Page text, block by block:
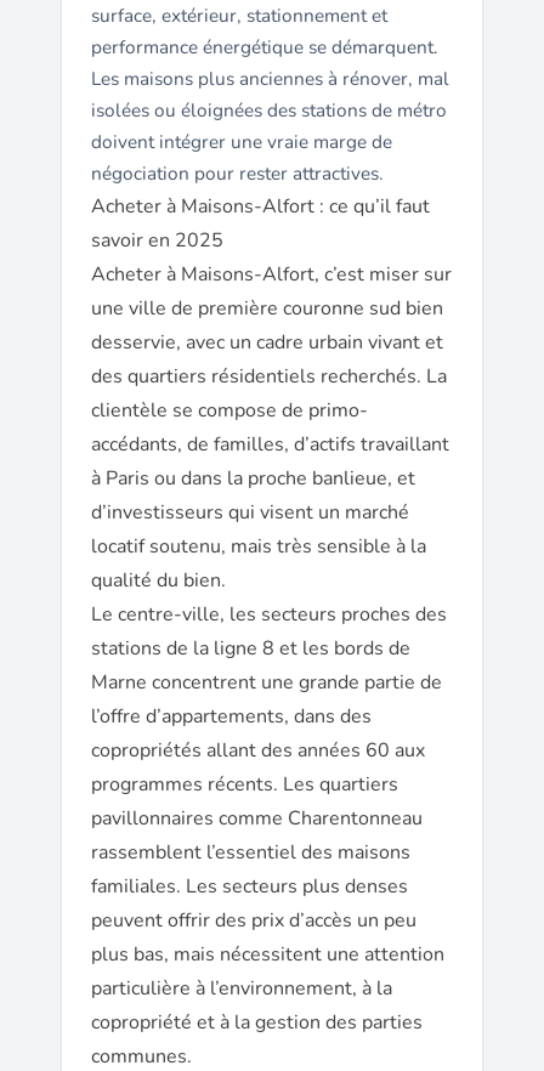
surface, extérieur, stationnement et
performance énergétique se démarquent.
Les maisons plus anciennes à rénover, mal
isolées ou éloignées des stations de métro
doivent intégrer une vraie marge de
négociation pour rester attractives.
Acheter à Maisons-Alfort : ce qu’il faut
savoir en 2025
Acheter à Maisons-Alfort, c’est miser sur
une ville de première couronne sud bien
desservie, avec un cadre urbain vivant et
des quartiers résidentiels recherchés. La
clientèle se compose de primo-
accédants, de familles, d’actifs travaillant
à Paris ou dans la proche banlieue, et
d’investisseurs qui visent un marché
locatif soutenu, mais très sensible à la
qualité du bien.
Le centre-ville, les secteurs proches des
stations de la ligne 8 et les bords de
Marne concentrent une grande partie de
l’offre d’appartements, dans des
copropriétés allant des années 60 aux
programmes récents. Les quartiers
pavillonnaires comme Charentonneau
rassemblent l’essentiel des maisons
familiales. Les secteurs plus denses
peuvent offrir des prix d’accès un peu
plus bas, mais nécessitent une attention
particulière à l’environnement, à la
copropriété et à la gestion des parties
communes.